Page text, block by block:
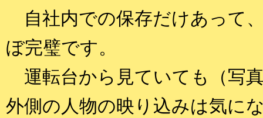
自社内での保存だけあって
ぼ完璧です。
運転台から見ていても（写
外側の人物の映り込みは気に